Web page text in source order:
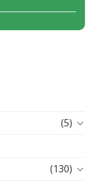
(5)
(130)